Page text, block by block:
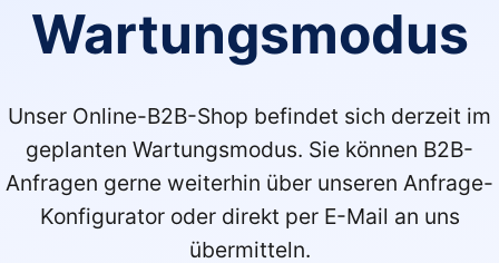
Wartungsmodus
Unser Online-B2B-Shop befindet sich derzeit im
geplanten Wartungsmodus. Sie können B2B-
Anfragen gerne weiterhin über unseren Anfrage-
Konfigurator oder direkt per E-Mail an uns
übermitteln.